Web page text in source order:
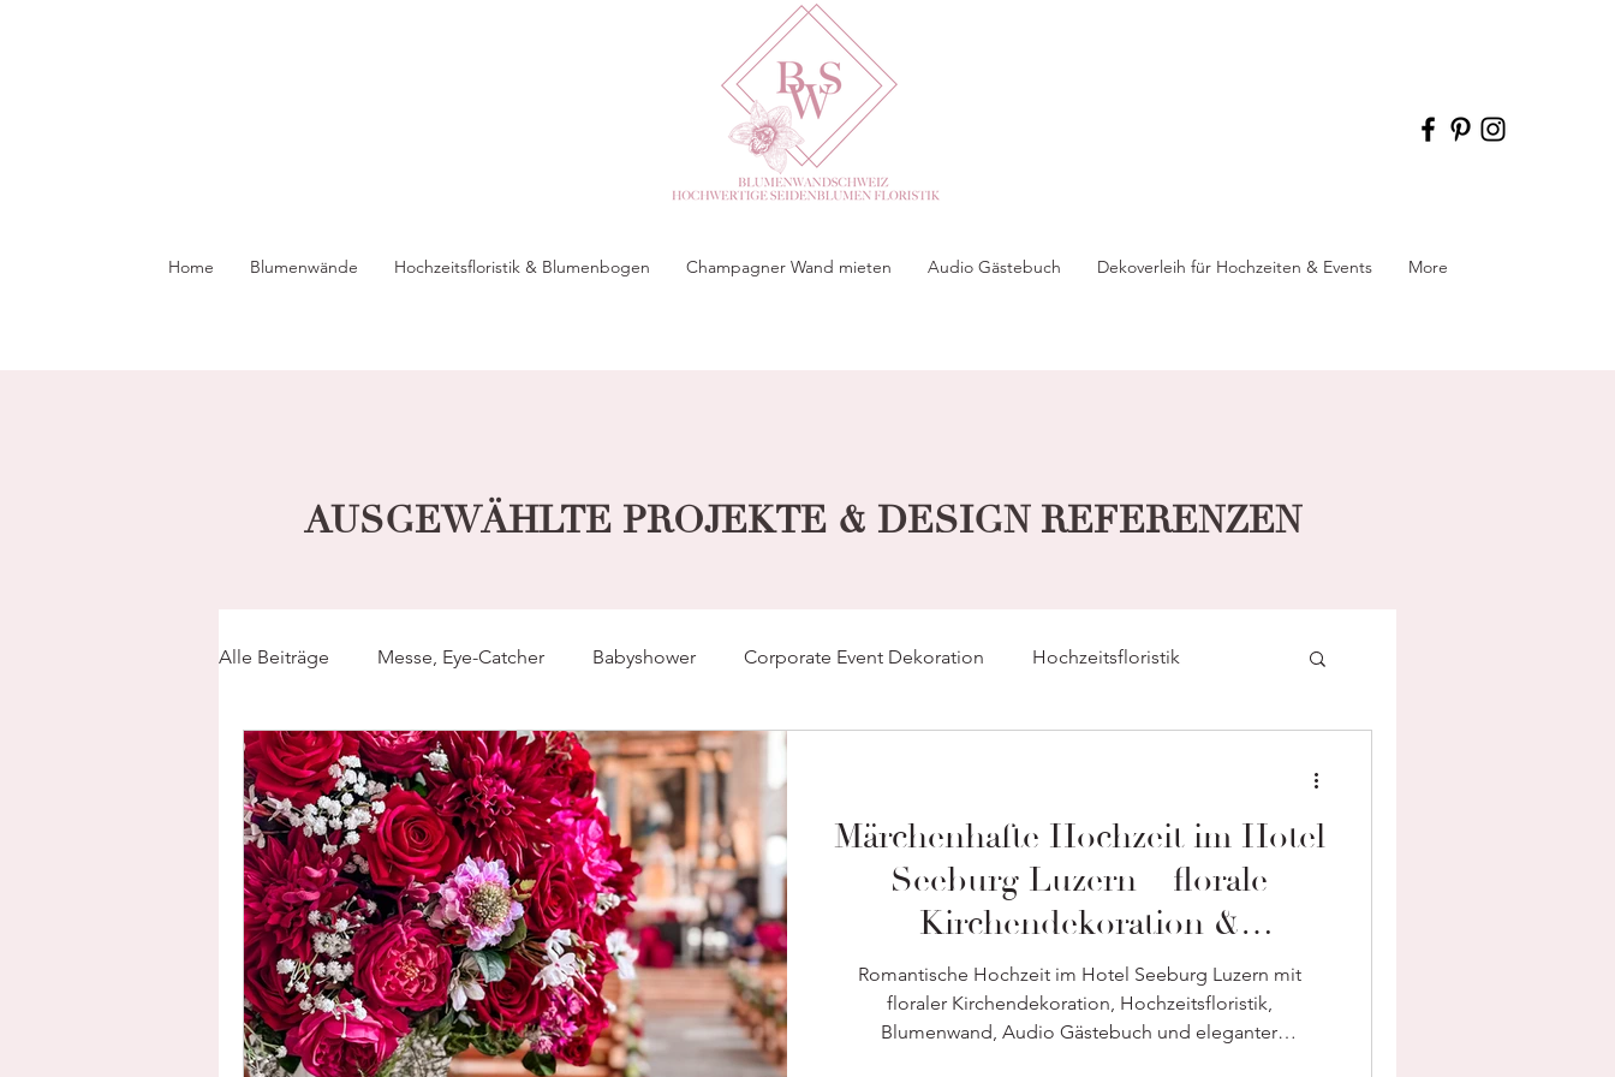
Home Blumenwände Hochzeitsfloristik & Blumenbogen Champagner Wand mieten Audio Gästebuch Dekoverleih für Hochzeiten & Events More
AUSGEWÄHLTE PROJEKTE & DESIGN REFERENZEN
Alle Beiträge Messe, Eye-Catcher Babyshower Corporate Event Dekoration Hochzeitsfloristik
Weihnachtsdekoration
Märchenhafte Hochzeit im Hotel
Seeburg Luzern – florale
Kirchendekoration &
Hochzeitsfloristik aus einer
Hand
Romantische Hochzeit im Hotel Seeburg Luzern mit
floraler Kirchendekoration, Hochzeitsfloristik,
Blumenwand, Audio Gästebuch und eleganter